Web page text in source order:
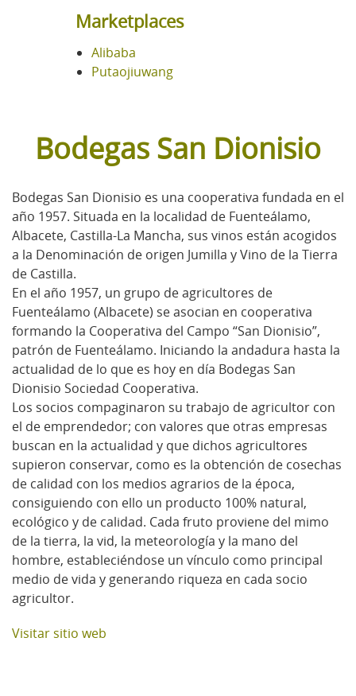
Marketplaces
Alibaba
Putaojiuwang
Bodegas San Dionisio
Bodegas San Dionisio es una cooperativa fundada en el
año 1957. Situada en la localidad de Fuenteálamo,
Albacete, Castilla-La Mancha, sus vinos están acogidos
a la Denominación de origen Jumilla y Vino de la Tierra
de Castilla.
En el año 1957, un grupo de agricultores de
Fuenteálamo (Albacete) se asocian en cooperativa
formando la Cooperativa del Campo “San Dionisio”,
patrón de Fuenteálamo. Iniciando la andadura hasta la
actualidad de lo que es hoy en día Bodegas San
Dionisio Sociedad Cooperativa.
Los socios compaginaron su trabajo de agricultor con
el de emprendedor; con valores que otras empresas
buscan en la actualidad y que dichos agricultores
supieron conservar, como es la obtención de cosechas
de calidad con los medios agrarios de la época,
consiguiendo con ello un producto 100% natural,
ecológico y de calidad. Cada fruto proviene del mimo
de la tierra, la vid, la meteorología y la mano del
hombre, estableciéndose un vínculo como principal
medio de vida y generando riqueza en cada socio
agricultor.
Visitar sitio web